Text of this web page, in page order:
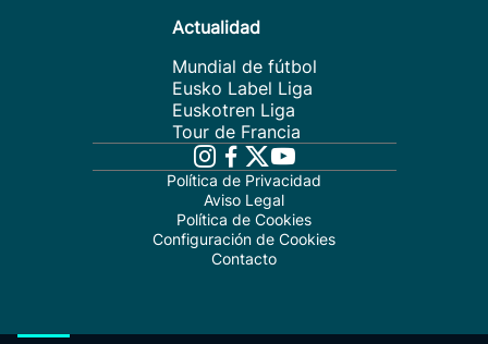
Actualidad
Mundial de fútbol
Eusko Label Liga
Euskotren Liga
Tour de Francia
Política de Privacidad
Aviso Legal
Política de Cookies
Configuración de Cookies
Contacto